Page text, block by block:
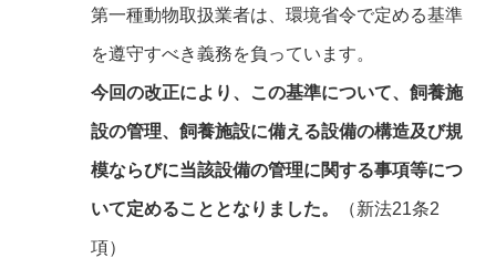
第一種動物取扱業者は、環境省令で定める基準
を遵守すべき義務を負っています。
今回の改正により、この基準について、飼養施
設の管理、飼養施設に備える設備の構造及び規
模ならびに当該設備の管理に関する事項等につ
いて定めることとなりました。 （新法21条2
項）